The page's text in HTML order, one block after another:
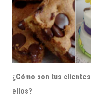
¿Cómo son tus
ellos?